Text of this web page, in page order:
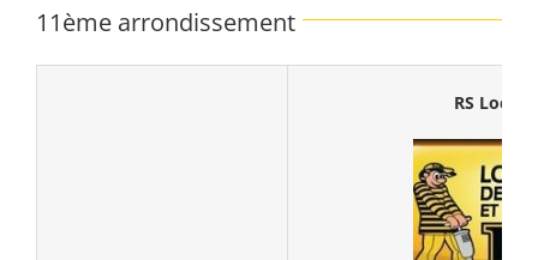
11ème arrondissement
RS